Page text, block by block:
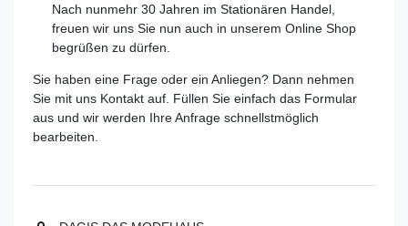
Nach nunmehr 30 Jahren im Stationären Handel,
freuen wir uns Sie nun auch in unserem Online Shop
begrüßen zu dürfen.
Sie haben eine Frage oder ein Anliegen? Dann nehmen
Sie mit uns Kontakt auf. Füllen Sie einfach das Formular
aus und wir werden Ihre Anfrage schnellstmöglich
bearbeiten.